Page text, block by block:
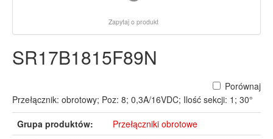
Zapytaj o produkt
SR17B1815F89N
Porównaj
Przełącznik: obrotowy; Poz: 8; 0,3A/16VDC; Ilość sekcji: 1; 30°
Grupa produktów:
Przełączniki obrotowe